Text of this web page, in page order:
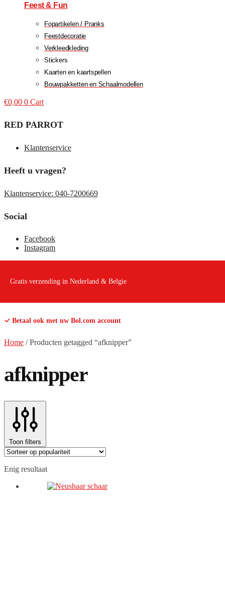
Feest & Fun
Fopartikelen / Pranks
Feestdecoratie
Verkleedkleding
Stickers
Kaarten en kaartspellen
Bouwpakketten en Schaalmodellen
€0,00 0 Cart
RED PARROT
Klantenservice
Heeft u vragen?
Klantenservice: 040-7200669
Social
Facebook
Instagram
Gratis verzending in Nederland & Belgie
✓ Betaal ook met uw Bol.com account
Home /Producten getagged “afknipper”
afknipper
Toon filters
Enig resultaat